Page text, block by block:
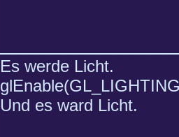
Es werde Licht.
Und es ward Licht.